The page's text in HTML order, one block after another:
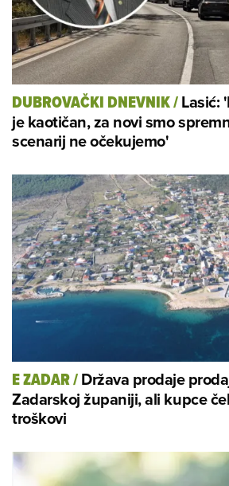
DUBROVAČKI DNEVNIK/Lasić:
je kaotičan, za novi smo
scenarij ne očekujemo'
E ZADAR/Država prodaje
Zadarskoj županiji, ali kupce
troškovi